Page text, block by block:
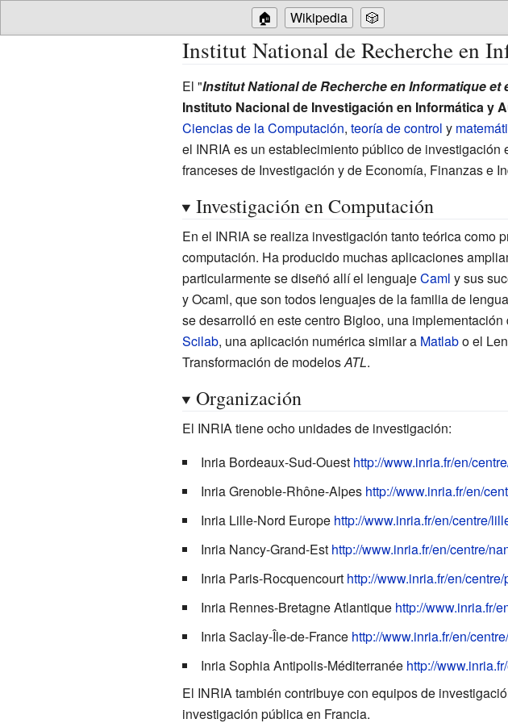
🏠 Wikipedia 🎲
Institut National de Recherche en
El "Institut National de Recherche en Informatique et
Instituto Nacional de Investigación en Informática y
Ciencias de la Computación, teoría de control y
el INRIA es un establecimiento público de
franceses de Investigación y de Economía, Finanzas e
Investigación en Computación
En el INRIA se realiza investigación tanto teórica como
computación. Ha producido muchas aplicaciones
particularmente se diseñó allí el lenguajeCaml y sus
yOcaml, que son todos lenguajes de la familia de
se desarrolló en este centro Bigloo, una implementación
Scilab, una aplicación numérica similar a Matlabo el
Transformación de modelosATL.
Organización
El INRIA tiene ocho unidades de investigación:
Inria Bordeaux-Sud-Ouest http://www.inria.fr/en/
Inria Grenoble-Rhône-Alpes http://www.inria.fr/en/
Inria Lille-Nord Europe http://www.inria.fr/en/centre/
Inria Nancy-Grand-Est http://www.inria.fr/en/centre/
Inria Paris-Rocquencourt http://www.inria.fr/en/
Inria Rennes-Bretagne Atlantique http://www.inria.fr/
Inria Saclay-Île-de-France http://www.inria.fr/en/
Inria Sophia Antipolis-Méditerranée http://
El INRIA también contribuye con equipos de
investigación pública en Francia.